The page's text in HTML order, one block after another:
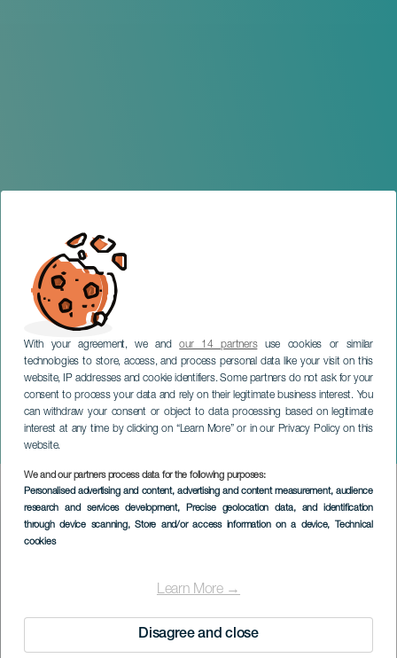
With your agreement, we andour 14 partnersuse cookies or similar
technologies to store, access, and process personal data like your visit on this
website, IP addresses and cookie identifiers. Some partners do not ask for your
consent to process your data and rely on their legitimate business interest. You
can withdraw your consent or object to data processing based on legitimate
interest at any time by clicking on “Learn More” or in our Privacy Policy on this
website.
We and our partners process data for the following purposes:
Personalised advertising and content, advertising and content measurement, audience
research and services development, Precise geolocation data, and identification
through device scanning, Store and/or access information on a device, Technical
cookies
Learn More →
Disagree and close
Franz Halasz i konsert
GRAN CANARIA
Imagen
Listado